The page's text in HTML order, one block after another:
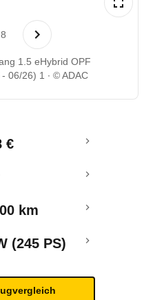
8
1.5 eHybrid OPF
06/26) 1
© ADAC
€
km
(245 PS)